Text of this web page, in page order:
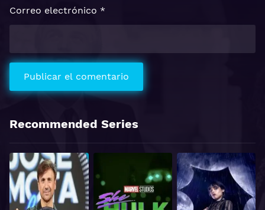
Correo electrónico *
Recommended Series